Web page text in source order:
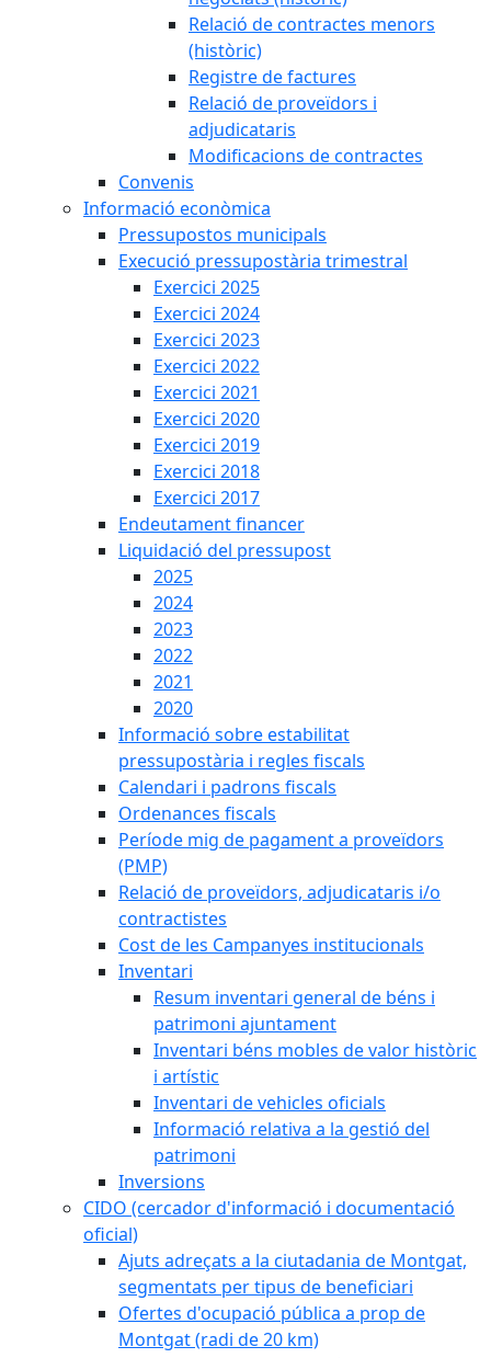
Relació de contractes menors
(històric)
Registre de factures
Relació de proveïdors i
adjudicataris
Modificacions de contractes
Convenis
Informació econòmica
Pressupostos municipals
Execució pressupostària trimestral
Exercici 2025
Exercici 2024
Exercici 2023
Exercici 2022
Exercici 2021
Exercici 2020
Exercici 2019
Exercici 2018
Exercici 2017
Endeutament financer
Liquidació del pressupost
2025
2024
2023
2022
2021
2020
Informació sobre estabilitat
pressupostària i regles fiscals
Calendari i padrons fiscals
Ordenances fiscals
Període mig de pagament a proveïdors
(PMP)
Relació de proveïdors, adjudicataris i/o
contractistes
Cost de les Campanyes institucionals
Inventari
Resum inventari general de béns i
patrimoni ajuntament
Inventari béns mobles de valor històric
i artístic
Inventari de vehicles oficials
Informació relativa a la gestió del
patrimoni
Inversions
CIDO (cercador d'informació i documentació
oficial)
Ajuts adreçats a la ciutadania de Montgat,
segmentats per tipus de beneficiari
Ofertes d'ocupació pública a prop de
Montgat (radi de 20 km)